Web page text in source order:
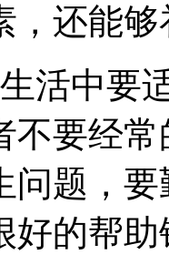
，还能
活中要
不要经
问题，
好的帮